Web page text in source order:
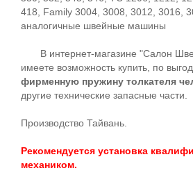
418, Family 3004, 3008, 3012, 3016,
аналогичные швейные машины
В интернет-магазине "Салон
имеете возможность купить, по
фирменную пружину толкателя
другие технические запасные части.
Производство Тайвань.
Рекомендуется установка
механиком.